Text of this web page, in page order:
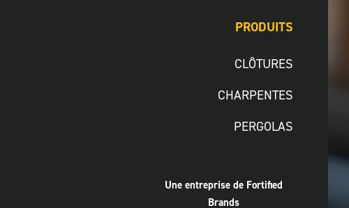
PRODUITS
CLÔTURES
CHARPENTES
PERGOLAS
Une entreprise de Fortified
Brands